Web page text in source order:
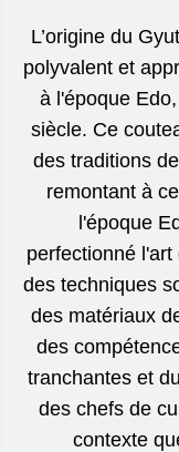
L’origine du
polyvalent et
à l'époque
siècle. Ce
des traditions
remontant à
l'époque
perfectionné
des techniques
des matériaux
des
tranchantes et
des chefs de
contexte